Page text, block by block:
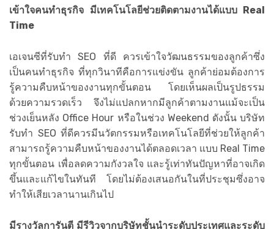
เข้าใจคนทำธุรกิจ มีเทคโนโลยีช่วยติดตามงานได้แบบ Real
Time
เอเจนซีที่รับทำ SEO ที่ดี ควรเข้าใจวัฒนธรรมของลูกค้าซึ่ง
เป็นคนทำธุรกิจ ที่ทุกวินาทีคือการแข่งขัน ลูกค้าย่อมต้องการ
รู้ความคืบหน้าของงานทุกขั้นตอน โดยเห็นผลเป็นรูปธรรม
ด้วยความรวดเร็ว จึงไม่แปลกหากมีลูกค้าตามงานแม้จะเป็น
ช่วงเย็นหลัง Office Hour หรือในช่วง Weekend ดังนั้น บริษัท
รับทำ SEO ที่ดีควรมีนวัตกรรมหรือเทคโนโลยีที่ช่วยให้ลูกค้า
สามารถรู้ความคืบหน้าของงานได้ตลอดเวลา แบบ Real Time
ทุกขั้นตอน เพื่อลดความกังวลใจ และรู้เท่าทันปัญหาที่อาจเกิด
ขึ้นและแก้ไขในทันที โดยไม่ต้องเสนอกันในที่ประชุมซึ่งอาจ
ทำให้เสียเวลานานเกินไป
มีรางวัลการันตี มีรีวิวจากบริษัทชั้นนำระดับประเทศและระดับ